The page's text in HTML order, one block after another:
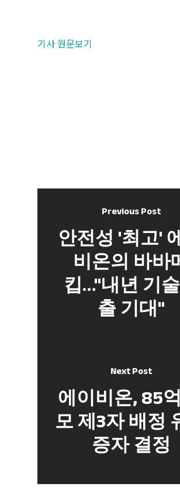
기사 원문보기
Previous Post
안전성 '최고'
비온의 바바
킵…"내년 기
출 기대"
Next Post
에이비온, 85
모 제3자 배정
증자 결정